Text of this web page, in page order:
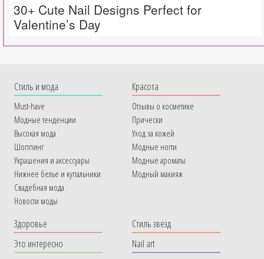
30+ Cute Nail Designs Perfect for
Valentine’s Day
Cтиль и мода
Must-have
Модные тенденции
Высокая мода
Шоппинг
Украшения и аксессуары
Нижнее белье и купальники
Свадебная мода
Новости моды
Красота
Отзывы о косметике
Прически
Уход за кожей
Модные ногти
Модные ароматы
Модный макияж
Здоровье
Это интересно
Стиль звезд
Nail art